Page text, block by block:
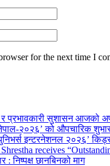
for the next time I
र प्रभावकारी सुशासन आजको
नेपाल-२०२६’ को औपचारिक
इन्टरनेशनल २०२६’
receives
: निष्पक्ष छानबिनको माग